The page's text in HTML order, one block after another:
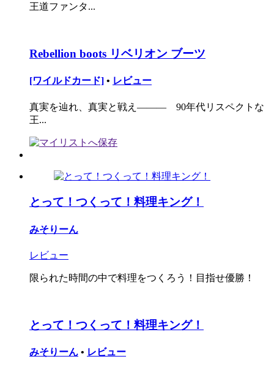
王道ファンタ...
Rebellion boots リベリオン ブーツ
[ワイルドカード] • レビュー
真実を辿れ、真実と戦え――― 90年代リスペクトな
王...
とって！つくって！料理キング！
みそりーん
レビュー
限られた時間の中で料理をつくろう！目指せ優勝！
とって！つくって！料理キング！
みそりーん • レビュー